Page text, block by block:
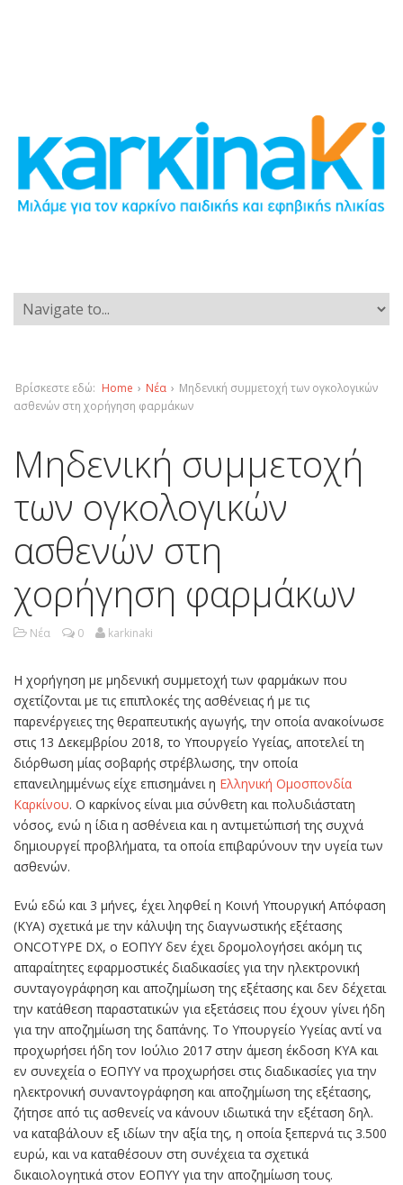
Βρίσκεστε εδώ: Home › Νέα › Μηδενική συμμετοχή των ογκολογικών
ασθενών στη χορήγηση φαρμάκων
Μηδενική συμμετοχή
των ογκολογικών
ασθενών στη
χορήγηση φαρμάκων
Νέα 0 karkinaki
Η χορήγηση με μηδενική συμμετοχή των φαρμάκων που
σχετίζονται με τις επιπλοκές της ασθένειας ή με τις
παρενέργειες της θεραπευτικής αγωγής, την οποία ανακοίνωσε
στις 13 Δεκεμβρίου 2018, το Υπουργείο Υγείας, αποτελεί τη
διόρθωση μίας σοβαρής στρέβλωσης, την οποία
επανειλημμένως είχε επισημάνει η Ελληνική Ομοσπονδία
Καρκίνου. Ο καρκίνος είναι μια σύνθετη και πολυδιάστατη
νόσος, ενώ η ίδια η ασθένεια και η αντιμετώπισή της συχνά
δημιουργεί προβλήματα, τα οποία επιβαρύνουν την υγεία των
ασθενών.
Ενώ εδώ και 3 μήνες, έχει ληφθεί η Κοινή Υπουργική Απόφαση
(ΚΥΑ) σχετικά με την κάλυψη της διαγνωστικής εξέτασης
ONCOTYPE DX, ο ΕΟΠΥΥ δεν έχει δρομολογήσει ακόμη τις
απαραίτητες εφαρμοστικές διαδικασίες για την ηλεκτρονική
συνταγογράφηση και αποζημίωση της εξέτασης και δεν δέχεται
την κατάθεση παραστατικών για εξετάσεις που έχουν γίνει ήδη
για την αποζημίωση της δαπάνης. Το Υπουργείο Υγείας αντί να
προχωρήσει ήδη τον Ιούλιο 2017 στην άμεση έκδοση ΚΥΑ και
εν συνεχεία ο ΕΟΠΥΥ να προχωρήσει στις διαδικασίες για την
ηλεκτρονική συναντογράφηση και αποζημίωση της εξέτασης,
ζήτησε από τις ασθενείς να κάνουν ιδιωτικά την εξέταση δηλ.
να καταβάλουν εξ ιδίων την αξία της, η οποία ξεπερνά τις 3.500
ευρώ, και να καταθέσουν στη συνέχεια τα σχετικά
δικαιολογητικά στον ΕΟΠΥΥ για την αποζημίωση τους.